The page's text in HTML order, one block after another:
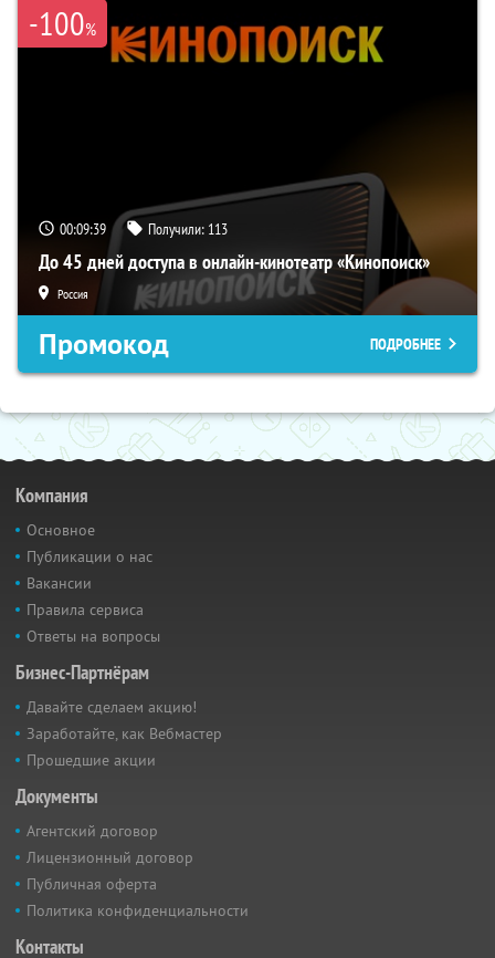
-100%
00:09:39 Получили: 113
До 45 дней доступа в онлайн-кинотеатр «Кинопоиск»
Россия
Промокод ПОДРОБНЕЕ
Компания
Основное
Публикации о нас
Вакансии
Правила сервиса
Ответы на вопросы
Бизнес-Партнёрам
Давайте сделаем акцию!
Заработайте, как Вебмастер
Прошедшие акции
Документы
Агентский договор
Лицензионный договор
Публичная оферта
Политика конфиденциальности
Контакты